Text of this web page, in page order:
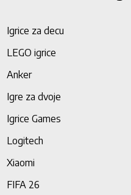
Igrice za decu
LEGO igrice
Anker
Igre za dvoje
Igrice Games
Logitech
Xiaomi
FIFA 26